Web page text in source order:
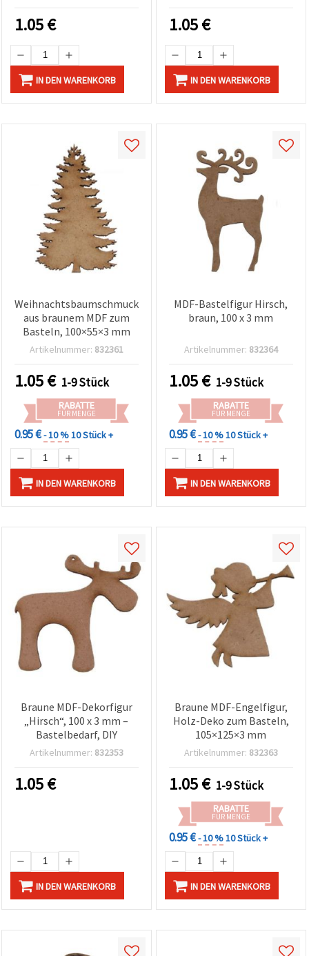
1.05€
IN DEN WARENKORB
1.05€
IN DEN WARENKORB
Weihnachtsbaumschmuck
aus braunem MDF zum
Basteln, 100×55×3 mm
Artikelnummer: 832361
1.05€ 1-9 Stück
RABATTE
FÜR MENGE
0.95 €- 10 %10 Stück +
IN DEN WARENKORB
MDF-Bastelfigur Hirsch,
braun, 100 x 3 mm
Artikelnummer: 832364
1.05€ 1-9 Stück
RABATTE
FÜR MENGE
0.95 €- 10 %10 Stück +
IN DEN WARENKORB
Braune MDF-Dekorfigur
„Hirsch“, 100 x 3 mm –
Bastelbedarf, DIY
Artikelnummer: 832353
1.05€
IN DEN WARENKORB
Braune MDF-Engelfigur,
Holz-Deko zum Basteln,
105×125×3 mm
Artikelnummer: 832363
1.05€ 1-9 Stück
RABATTE
FÜR MENGE
0.95 €- 10 %10 Stück +
IN DEN WARENKORB